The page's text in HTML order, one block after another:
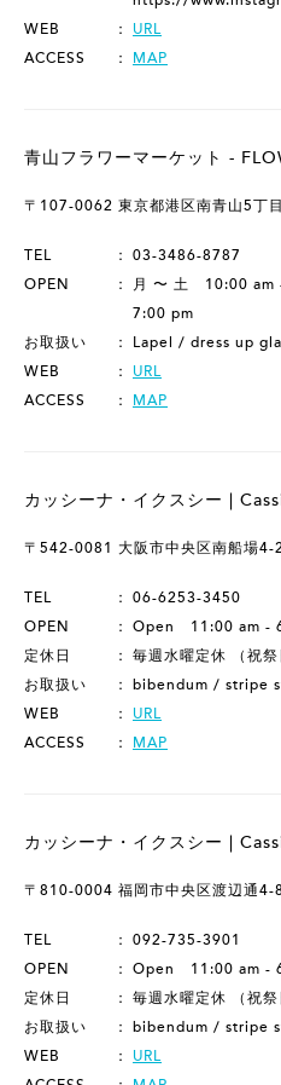
WEB
URL
ACCESS
MAP
青山フラワーマーケット -
〒107-0062 東京都港区南青山5丁
TEL
03-3486-8787
OPEN
月 〜 土 10:00
7:00 pm
お取扱い
Lapel / dress up
WEB
URL
ACCESS
MAP
カッシーナ・イクスシー |
〒542-0081 大阪市中央区南船場4-
TEL
06-6253-3450
OPEN
Open 11:00 am -
定休日
毎週水曜定休 （祝祭
お取扱い
bibendum / stripe
WEB
URL
ACCESS
MAP
カッシーナ・イクスシー |
〒810-0004 福岡市中央区渡辺通4-
TEL
092-735-3901
OPEN
Open 11:00 am -
定休日
毎週水曜定休 （祝祭
お取扱い
bibendum / stripe
WEB
URL